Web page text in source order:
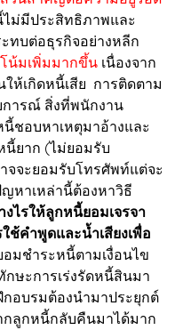
ม่มีประสิทธิภาพและ
ทบต่อธุรกิจอย่างหลีก
น้มเพิ่มมากขึ้น เนื่องจาก
ห้เกิดหนี้เสีย การติดตาม
ารณ์ สิ่งที่พนักงาน
ชอบหาเหตุมาอ้างและ
ยาก (ไม่ยอมรับ
จะยอมรับโทรศัพท์แต่จะ
หาเหล่านี้ต้องหาวิธี
งไรให้ลูกหนี้ยอมเจรจา
ช้คำพูดและน้ำเสียงเพื่อ
มชำระหนี้ตามเงื่อนไข
ษะการเร่งรัดหนี้สินมา
กอบรมต้องนำมาประยุกต์
กลูกหนี้กลับคืนมาได้มาก